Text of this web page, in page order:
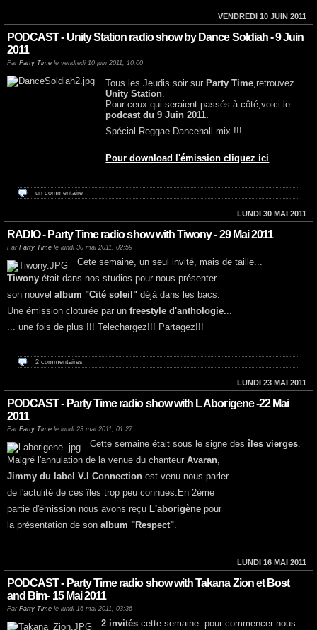
VENDREDI 10 JUIN 2011
PODCAST - Unity Station radio show by Dance Soldiah - 9 Juin
2011
Par Party Time le vendredi 10 juin 2011, 10:00
Tous les Jeudis soir sur Party Time,retrouvez
Unity Station.
Pour ceux qui seraient passés à côté,voici le
podcast du 9 Juin 2011.
Spécial Reggae Dancehall mix !!!
Pour download l'émission cliquez ici
un commentaire
LUNDI 30 MAI 2011
RADIO - Party Time radio show with Tiwony - 29 Mai 2011
Par Party Time le lundi 30 mai 2011, 02:59
Cete semaine, un seul invité, mais de taille...
Tiwony était dans nos studios pour nous présenter
son nouvel album "Cité soleil" déjà dans les bacs.
Une émission cloturée par un freestyle d'anthologie...
... une fois de plus !!! Telechargez!!! Partagez!!!
2 commentaires
LUNDI 23 MAI 2011
PODCAST - Party Time radio show with L Aborigene -22 Mai
2011
Par Party Time le lundi 23 mai 2011, 01:27
Cette semaine était sous le signe des îles vierges.
Malgré l'annulation de la venue du chanteur Avaran,
Jimmy du label V.I Connection est venu nous parler
de l'actulité de ces îles trop peu connues.En 2ème
partie d'émission nous avons reçu L'aborigène pour
la présentation de son album "Respect".
LUNDI 16 MAI 2011
PODCAST - Party Time radio show with Takana Zion et Bost
and Bim- 15 Mai 2011
Par Party Time le lundi 16 mai 2011, 03:36
2 invités cette semaine: pour commencer nous